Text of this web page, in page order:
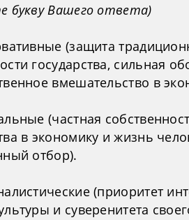
букву Вашего ответа)
(защита
государства, сильная
вмешательство в
(частная
в экономику и жизнь
отбор).
(приоритет
и суверенитета